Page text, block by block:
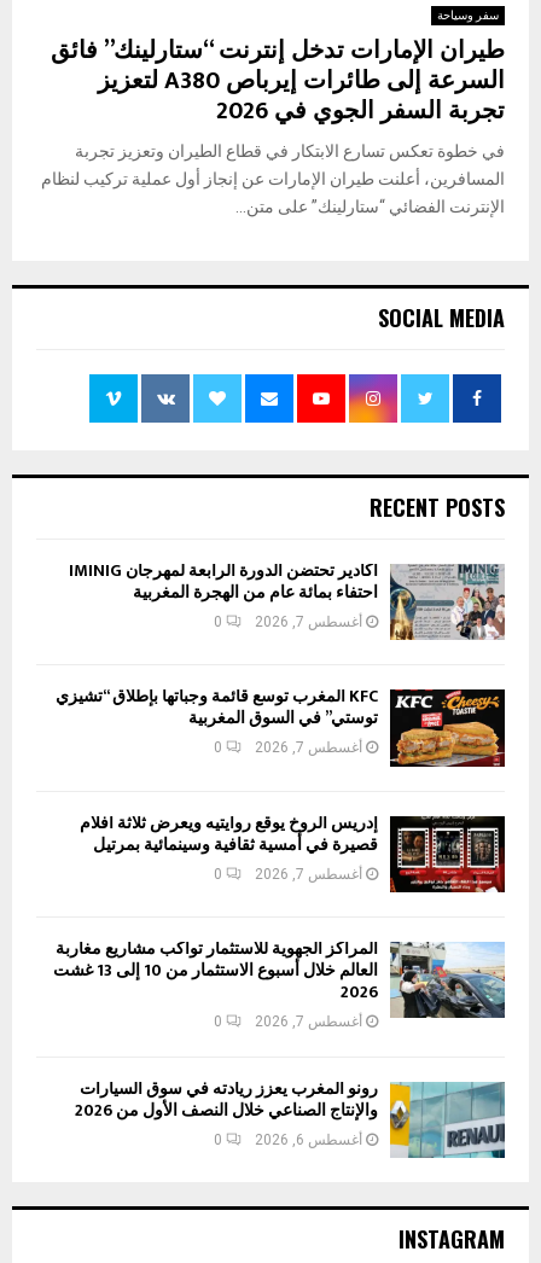
سفر وسياحة
طيران الإمارات تدخل إنترنت “ستارلينك” فائق
السرعة إلى طائرات إيرباص A380 لتعزيز
تجربة السفر الجوي في 2026
في خطوة تعكس تسارع الابتكار في قطاع الطيران وتعزيز تجربة
المسافرين، أعلنت طيران الإمارات عن إنجاز أول عملية تركيب لنظام
الإنترنت الفضائي “ستارلينك” على متن...
SOCIAL MEDIA
RECENT POSTS
أكادير تحتضن الدورة الرابعة لمهرجان IMINIG
احتفاء بمائة عام من الهجرة المغربية
أغسطس 7, 2026 0
KFC المغرب توسع قائمة وجباتها بإطلاق “تشيزي
توستي” في السوق المغربية
أغسطس 7, 2026 0
إدريس الروخ يوقع روايتيه ويعرض ثلاثة أفلام
قصيرة في أمسية ثقافية وسينمائية بمرتيل
أغسطس 7, 2026 0
المراكز الجهوية للاستثمار تواكب مشاريع مغاربة
العالم خلال أسبوع الاستثمار من 10 إلى 13 غشت
2026
أغسطس 7, 2026 0
رونو المغرب يعزز ريادته في سوق السيارات
والإنتاج الصناعي خلال النصف الأول من 2026
أغسطس 6, 2026 0
INSTAGRAM